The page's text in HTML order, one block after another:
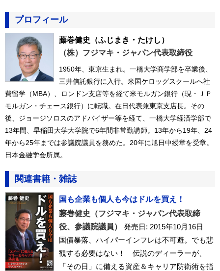
プロフィール
藤巻健史
（ふじまき・たけし）
（株）フジマキ・ジャパン代表取締役
1950年、東京生まれ。一橋大学商学部を卒業後、
三井信託銀行に入行。米国ケロッグスクールへ社
費留学（MBA）、ロンドン支店等を経て米モルガン銀行（現・ＪＰ
モルガン・チェース銀行）に転職。在日代表兼東京支店長。その
後、ジョージソロスのアドバイザー等を経て、一橋大学経済学部で
13年間、早稲田大学大学院で6年間非常勤講師。13年から19年、24
年から25年までは参議院議員を務めた。20年に旭日中綬章を受章。
日本金融学会所属。
関連書籍・雑誌
国も企業も個人も今はドルを買え！
藤巻健史（フジマキ・ジャパン代表取締
役、参議院議員）
発売日: 2015年10月16日
国債暴落、ハイパーインフレは不可避。でも悲
観する必要はない！ 伝説のディーラーが、
「その日」に備える資産＆キャリア防衛術を指